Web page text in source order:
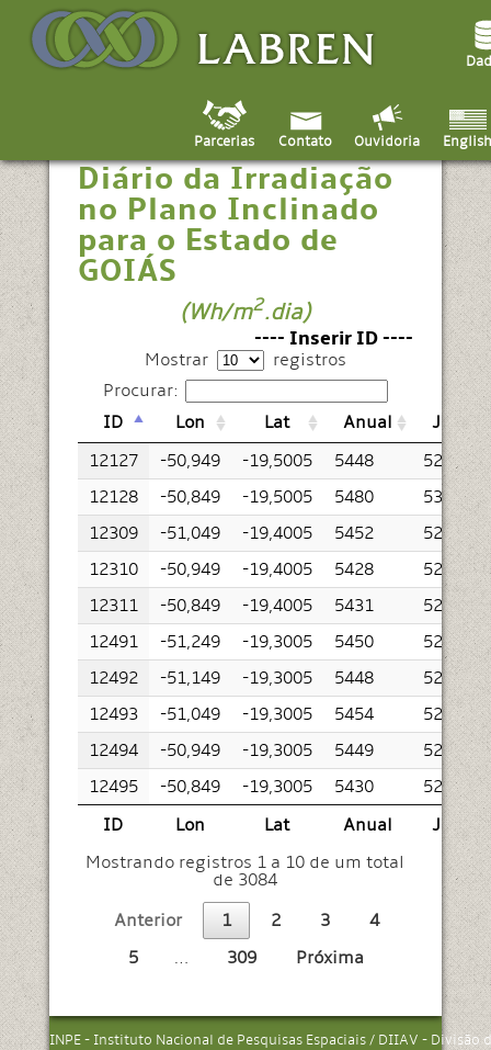
Parcerias Contato Ouvidoria English
Médias do Total
Diário da Irradiação
no Plano Inclinado
para o Estado de
GOIÁS
(Wh/m2.dia)
---- Inserir ID ----
Mostrar
registros
Procurar:
ID
Lon Lat Anual Jan
ID Lon Lat Anual Jan
12127 -50,949 -19,5005 5448
5260
12128
-50,849 -19,5005 5480
5307
12309
-51,049 -19,4005 5452
5208
12310
-50,949 -19,4005 5428
5223
12311
-50,849 -19,4005 5431
5291
12491
-51,249 -19,3005 5450
5212
12492
-51,149 -19,3005 5448
5222
12493
-51,049 -19,3005 5454
5232
12494
-50,949 -19,3005 5449
5258
12495
-50,849 -19,3005 5430 5288
Mostrando registros 1 a 10 de um total
de 3084
Anterior
1 2 3
4
5
… 309 Próxima
INPE - Instituto Nacional de Pesquisas Espaciais / DIIAV -